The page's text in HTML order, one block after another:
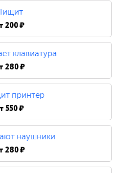
Пищит
200 ₽
клавиатура
280 ₽
принтер
550 ₽
наушники
280 ₽